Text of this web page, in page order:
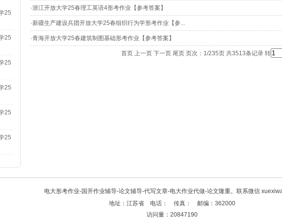
25
25
25
25
25
25
·浙江开放大学25春理工英语4形考作业【参考答案】
·新疆生产建设兵团开放大学25春组织行为学形考作业【参...
·青海开放大学25春建筑制图基础形考作业【参考答案】
首页 上一页 下一页 尾页 页次：1/235页 共3513条记录 转
电大形考作业-国开作业辅导-论文辅导-代写文章-电大作业代做-论文隆重。联系微信
地址：江苏省 电话： 传真： 邮编：362000
访问量：20847190